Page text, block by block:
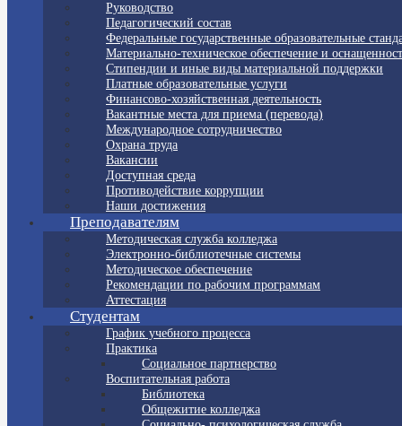
Руководство
Педагогический состав
Федеральные государственные образовательные
Материально-техническое обеспечение и
Стипендии и иные виды материальной поддержки
Платные образовательные услуги
Финансово-хозяйственная деятельность
Вакантные места для приема (перевода)
Международное сотрудничество
Охрана труда
Вакансии
Доступная среда
Противодействие коррупции
Наши достижения
Преподавателям
Методическая служба колледжа
Электронно-библиотечные системы
Методическое обеспечение
Рекомендации по рабочим программам
Аттестация
Студентам
График учебного процесса
Практика
Социальное партнерство
Воспитательная работа
Библиотека
Общежитие колледжа